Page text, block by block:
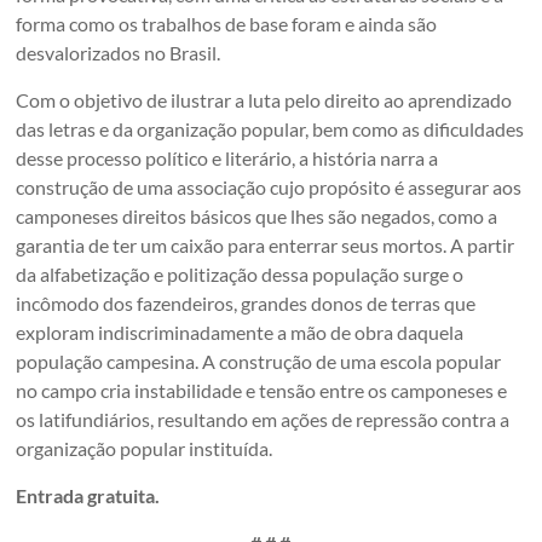
forma como os trabalhos de base foram e ainda são
desvalorizados no Brasil.
Com o objetivo de ilustrar a luta pelo direito ao aprendizado
das letras e da organização popular, bem como as dificuldades
desse processo político e literário, a história narra a
construção de uma associação cujo propósito é assegurar aos
camponeses direitos básicos que lhes são negados, como a
garantia de ter um caixão para enterrar seus mortos. A partir
da alfabetização e politização dessa população surge o
incômodo dos fazendeiros, grandes donos de terras que
exploram indiscriminadamente a mão de obra daquela
população campesina. A construção de uma escola popular
no campo cria instabilidade e tensão entre os camponeses e
os latifundiários, resultando em ações de repressão contra a
organização popular instituída.
Entrada gratuita.